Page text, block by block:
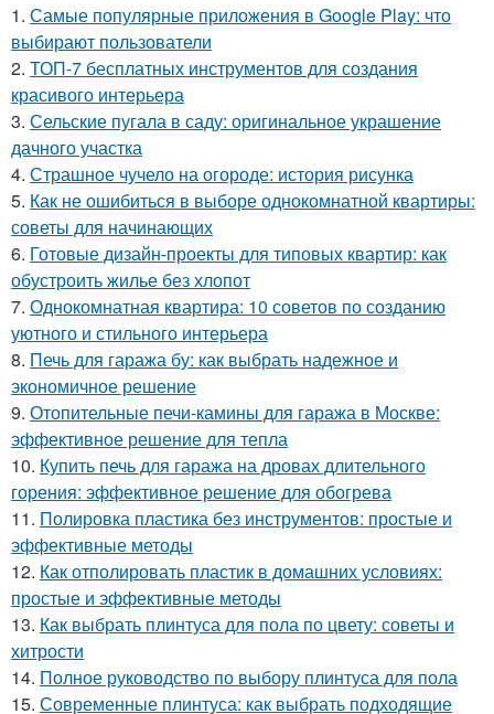
1. Самые популярные приложения в Google Play: что
выбирают пользователи
2. ТОП-7 бесплатных инструментов для создания
красивого интерьера
3. Сельские пугала в саду: оригинальное украшение
дачного участка
4. Страшное чучело на огороде: история рисунка
5. Как не ошибиться в выборе однокомнатной квартиры:
советы для начинающих
6. Готовые дизайн-проекты для типовых квартир: как
обустроить жилье без хлопот
7. Однокомнатная квартира: 10 советов по созданию
уютного и стильного интерьера
8. Печь для гаража бу: как выбрать надежное и
экономичное решение
9. Отопительные печи-камины для гаража в Москве:
эффективное решение для тепла
10. Купить печь для гаража на дровах длительного
горения: эффективное решение для обогрева
11. Полировка пластика без инструментов: простые и
эффективные методы
12. Как отполировать пластик в домашних условиях:
простые и эффективные методы
13. Как выбрать плинтуса для пола по цвету: советы и
хитрости
14. Полное руководство по выбору плинтуса для пола
15. Современные плинтуса: как выбрать подходящие